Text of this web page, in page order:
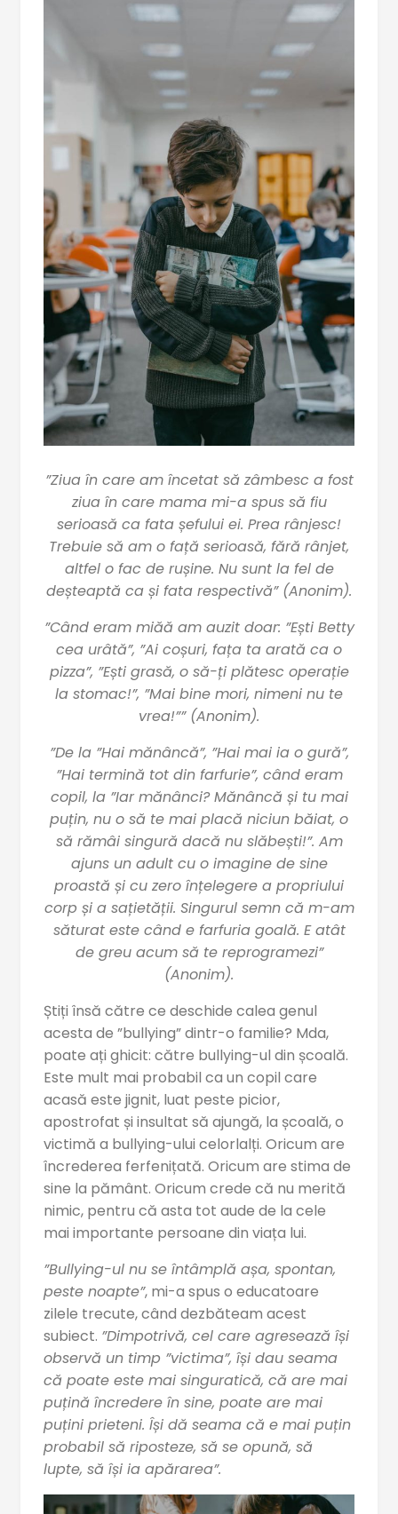
”Ziua în care am încetat să zâmbesc a fost
ziua în care mama mi-a spus să fiu
serioasă ca fata șefului ei. Prea rânjesc!
Trebuie să am o față serioasă, fără rânjet,
altfel o fac de rușine. Nu sunt la fel de
deșteaptă ca și fata respectivă” (Anonim).
”Când eram miăă am auzit doar: ”Ești Betty
cea urâtă”, ”Ai coșuri, fața ta arată ca o
pizza”, ”Ești grasă, o să-ți plătesc operație
la stomac!”, ”Mai bine mori, nimeni nu te
vrea!”” (Anonim).
”De la ”Hai mănâncă”, ”Hai mai ia o gură”,
”Hai termină tot din farfurie”, când eram
copil, la ”Iar mănânci? Mănâncă și tu mai
puțin, nu o să te mai placă niciun băiat, o
să rămâi singură dacă nu slăbești!”. Am
ajuns un adult cu o imagine de sine
proastă și cu zero înțelegere a propriului
corp și a sațietății. Singurul semn că m-am
săturat este când e farfuria goală. E atât
de greu acum să te reprogramezi”
(Anonim).
Știți însă către ce deschide calea genul
acesta de ”bullying” dintr-o familie? Mda,
poate ați ghicit: către bullying-ul din școală.
Este mult mai probabil ca un copil care
acasă este jignit, luat peste picior,
apostrofat și insultat să ajungă, la școală, o
victimă a bullying-ului celorlalți. Oricum are
încrederea ferfenițată. Oricum are stima de
sine la pământ. Oricum crede că nu merită
nimic, pentru că asta tot aude de la cele
mai importante persoane din viața lui.
”Bullying-ul nu se întâmplă așa, spontan,
peste noapte”, mi-a spus o educatoare
zilele trecute, când dezbăteam acest
subiect. ”Dimpotrivă, cel care agresează își
observă un timp ”victima”, își dau seama
că poate este mai singuratică, că are mai
puțină încredere în sine, poate are mai
puțini prieteni. Își dă seama că e mai puțin
probabil să riposteze, să se opună, să
lupte, să își ia apărarea”.